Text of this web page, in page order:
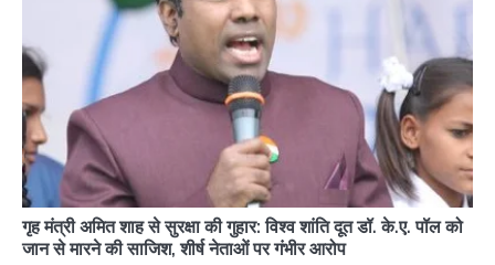
गृह मंत्री अमित शाह से सुरक्षा की गुहार: विश्व शांति दूत डॉ. के.ए. पॉल को
जान से मारने की साजिश, शीर्ष नेताओं पर गंभीर आरोप